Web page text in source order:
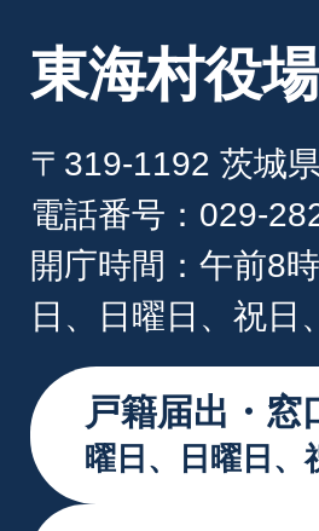
東海村役場
〒319-1192 茨城
電話番号：029-
開庁時間：午前8
日、日曜日、祝
戸籍届出・
曜日、日曜日、